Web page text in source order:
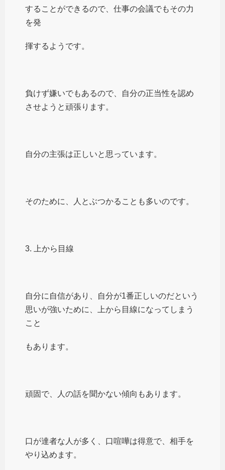
することができるので、仕事の会議でもその力
を発
揮するようです。
負けず嫌いでもあるので、自分の正当性を認め
させようと頑張ります。
自分の主張は正しいと思っています。
そのために、人とぶつかることも多いのです。
3. 上から目線
自分に自信があり、自分が1番正しいのだという
思いが強いために、上から目線になってしまう
こと
もあります。
頑固で、人の話を聞かない傾向もあります。
口が達者な人が多く、口喧嘩は得意で、相手を
やり込めます。